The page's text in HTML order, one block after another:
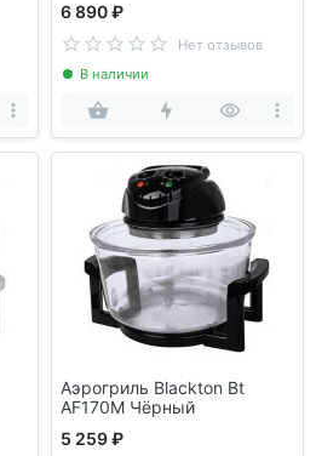
6 890 ₽
Нет отзывов
В наличии
Аэрогриль Blackton Bt
AF170M Чёрный
5 259 ₽